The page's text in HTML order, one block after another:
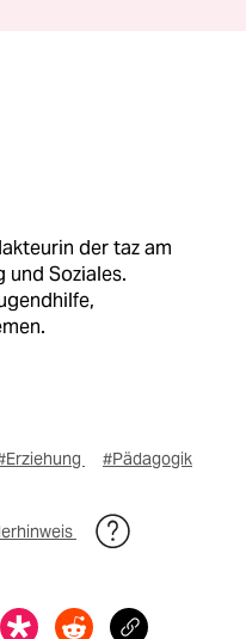
der taz am
Soziales.
#Pädagogik